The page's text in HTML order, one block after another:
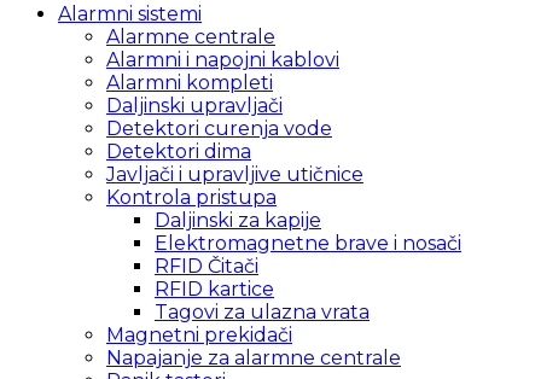
Alarmni sistemi
Alarmne centrale
Alarmni i napojni kablovi
Alarmni kompleti
Daljinski upravljači
Detektori curenja vode
Detektori dima
Javljači i upravljive utičnice
Kontrola pristupa
Daljinski za kapije
Elektromagnetne brave i nosači
RFID Čitači
RFID kartice
Tagovi za ulazna vrata
Magnetni prekidači
Napajanje za alarmne centrale